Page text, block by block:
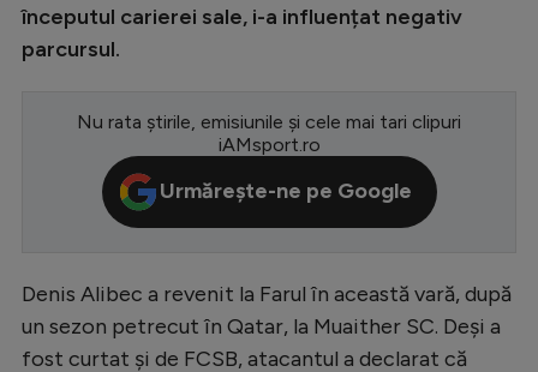
Champions League
Conference League
CM 2026
Premier League
Serie A
Bundesliga
începutul carierei sale, i-a influențat negativ
parcursul.
Nu rata știrile, emisiunile și cele mai tari clipuri
iAMsport.ro
Urmărește-ne pe Google
Denis Alibec a revenit la Farul în această vară, după
un sezon petrecut în Qatar, la Muaither SC. Deși a
fost curtat și de FCSB, atacantul a declarat că